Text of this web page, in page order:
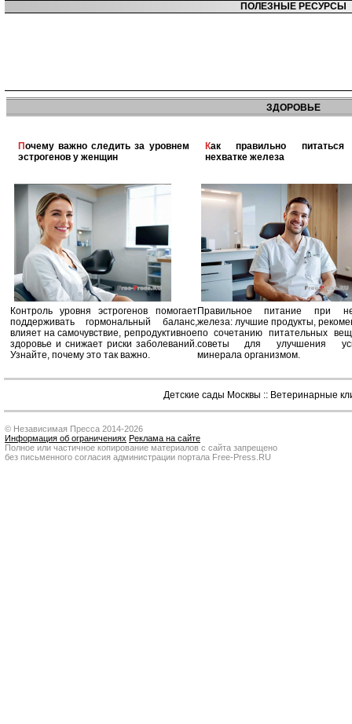
ПОЛЕЗНЫЕ РЕСУРСЫ
ЗДОРОВЬЕ
Почему важно следить за уровнем
эстрогенов у женщин
Контроль уровня эстрогенов помогает
поддерживать гормональный баланс,
влияет на самочувствие, репродуктивное
здоровье и снижает риски заболеваний.
Узнайте, почему это так важно.
Как правильно питаться при
нехватке железа
Правильное питание при
железа: лучшие продукты,
по сочетанию питательных
советы для улучшения
минерала организмом.
Детские сады Москвы :: Ветеринарные
© Независимая Пресса 2014-2026
Информация об ограничениях Реклама на сайте
Полное или частичное копирование материалов с сайта запрещено
без письменного согласия администрации портала Free-Press.RU